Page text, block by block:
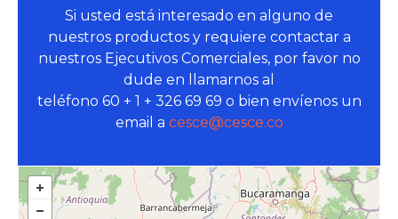
Si usted está interesado en alguno de
nuestros productos y requiere contactar a
nuestros Ejecutivos Comerciales, por favor no
dude en llamarnos al
teléfono 60 + 1 + 326 69 69 o bien envíenos un
email a cesce@cesce.co